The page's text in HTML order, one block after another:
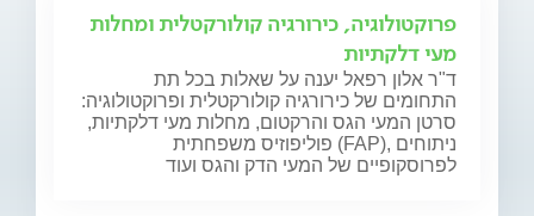
פרוקטולוגיה, כירורגיה קולורקטלית ומחלות
מעי דלקתיות
ד"ר אלון רפאל יענה על שאלות בכל תת
התחומים של כירורגיה קולורקטלית ופרוקטולוגיה:
סרטן המעי הגס והרקטום, מחלות מעי דלקתיות,
פוליפוזיס משפחתית (FAP), ניתוחים
לפרוסקופיים של המעי הדק והגס ועוד